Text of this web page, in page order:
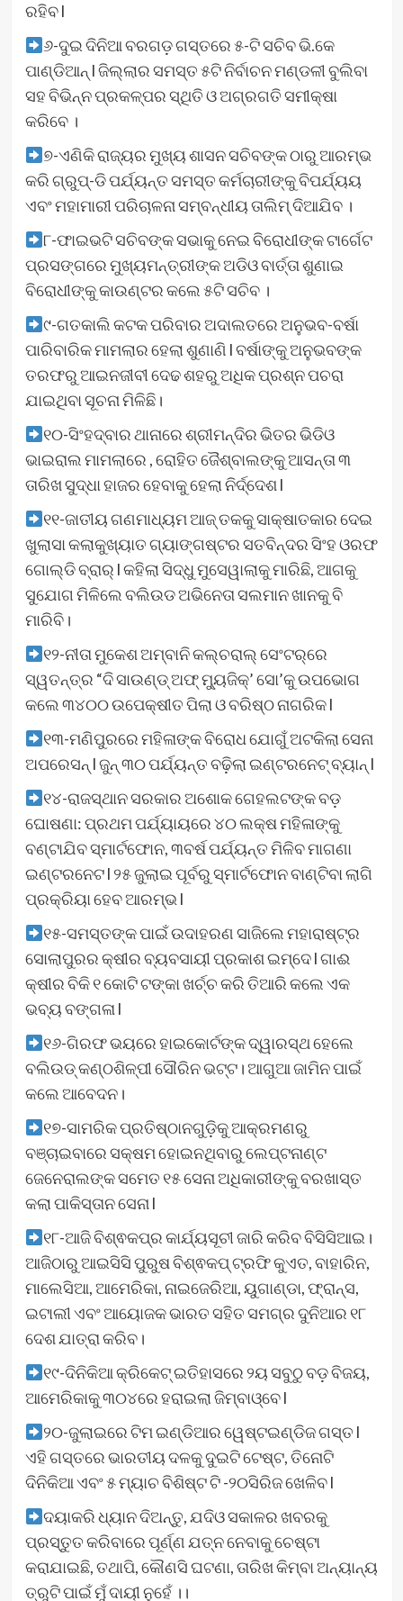
ରହିବ l
୬-ଦୁଇ ଦିନିଆ ବରଗଡ଼ ଗସ୍ତରେ ୫-ଟି ସଚିବ ଭି.କେ
ପାଣ୍ଡିଆନ୍ l ଜିଲ୍ଲାର ସମସ୍ତ ୫ଟି ନିର୍ବାଚନ ମଣ୍ଡଳୀ ବୁଲିବା
ସହ ବିଭିନ୍ନ ପ୍ରକଳ୍ପର ସ୍ଥିତି ଓ ଅଗ୍ରଗତି ସମୀକ୍ଷା
କରିବେ ।
୭-ଏଣିକି ରାଜ୍ୟର ମୁଖ୍ୟ ଶାସନ ସଚିବଙ୍କ ଠାରୁ ଆରମ୍ଭ
କରି ଗ୍ରୁପ୍‌-ଡି ପର୍ଯ୍ୟନ୍ତ ସମସ୍ତ କର୍ମଚାରୀଙ୍କୁ ବିପର୍ଯ୍ୟୟ
ଏବଂ ମହାମାରୀ ପରିଚାଳନା ସମ୍ବନ୍ଧୀୟ ତାଲିମ୍‌ ଦିଆଯିବ ।
୮-ଫାଇଭଟି ସଚିବଙ୍କ ସଭାକୁ ନେଇ ବିରୋଧୀଙ୍କ ଟାର୍ଗେଟ
ପ୍ରସଙ୍ଗରେ ମୁଖ୍ୟମନ୍ତ୍ରୀଙ୍କ ଅଡିଓ ବାର୍ତ୍ତା ଶୁଣାଇ
ବିରୋଧୀଙ୍କୁ କାଉଣ୍ଟର କଲେ ୫ଟି ସଚିବ ।
୯-ଗତକାଲି କଟକ ପରିବାର ଅଦାଲତରେ ଅନୁଭବ-ବର୍ଷା
ପାରିବାରିକ ମାମଲାର ହେଲା ଶୁଣାଣି l ବର୍ଷାଙ୍କୁ ଅନୁଭବଙ୍କ
ତରଫରୁ ଆଇନଜୀବୀ ଦେଢ ଶହରୁ ଅଧିକ ପ୍ରଶ୍ନ ପଚରା
ଯାଇଥିବା ସୂଚନା ମିଳିଛି।
୧୦-ସିଂହଦ୍ବାର ଥାନାରେ ଶ୍ରୀମନ୍ଦିର ଭିତର ଭିଡିଓ
ଭାଇରାଲ ମାମଲାରେ , ରୋହିତ ଜୈଶ୍ବାଲଙ୍କୁ ଆସନ୍ତା ୩
ତାରିଖ ସୁଦ୍ଧା ହାଜର ହେବାକୁ ହେଲା ନିର୍ଦ୍ଦେଶ l
୧୧-ଜାତୀୟ ଗଣମାଧ୍ୟମ ଆଜ୍ ତକକୁ ସାକ୍ଷାତକାର ଦେଇ
ଖୁଲାସା କଲାକୁଖ୍ୟାତ ଗ୍ୟାଙ୍ଗଷ୍ଟର ସତବିନ୍ଦର ସିଂହ ଓରଫ
ଗୋଲ୍ଡି ବ୍ରାର୍ l କହିଲା ସିଦ୍ଧୁ ମୁସେୱାଲାକୁ ମାରିଛି, ଆଗକୁ
ସୁଯୋଗ ମିଳିଲେ ବଲିଉଡ ଅଭିନେତା ସଲମାନ ଖାନକୁ ବି
ମାରିବି।
୧୨-ନୀତା ମୁକେଶ ଅମ୍ବାନି କଲ୍‌ଚରାଲ୍ ସେଂଟର୍‌ରେ
ସ୍ୱତନ୍ତ୍ର “ଦି ସାଉଣ୍ଡ୍ ଅଫ୍ ମ୍ୟୁଜିକ୍‌’ ସୋ’କୁ ଉପଭୋଗ
କଲେ ୩୪୦୦ ଉପେକ୍ଷୀତ ପିଲା ଓ ବରିଷ୍ଠ ନାଗରିକ l
୧୩-ମଣିପୁରରେ ମହିଳାଙ୍କ ବିରୋଧ ଯୋଗୁଁ ଅଟକିଲା ସେନା
ଅପରେସନ୍ l ଜୁନ୍ ୩୦ ପର୍ଯ୍ୟନ୍ତ ବଢ଼ିଲା ଇଣ୍ଟରନେଟ୍ ବ୍ୟାନ୍‌ l
୧୪-ରାଜସ୍ଥାନ ସରକାର ଅଶୋକ ଗେହଲଟଙ୍କ ବଡ଼
ଘୋଷଣା: ପ୍ରଥମ ପର୍ଯ୍ୟାୟରେ ୪୦ ଲକ୍ଷ ମହିଳାଙ୍କୁ
ବଣ୍ଟାଯିବ ସ୍ମାର୍ଟଫୋନ, ୩ବର୍ଷ ପର୍ଯ୍ୟନ୍ତ ମିଳିବ ମାଗଣା
ଇଣ୍ଟରନେଟ l ୨୫ ଜୁଲାଇ ପୂର୍ବରୁ ସ୍ମାର୍ଟଫୋନ ବାଣ୍ଟିବା ଲାଗି
ପ୍ରକ୍ରିୟା ହେବ ଆରମ୍ଭ l
୧୫-ସମସ୍ତଙ୍କ ପାଇଁ ଉଦାହରଣ ସାଜିଲେ ମହାରାଷ୍ଟ୍ର
ସୋଲାପୁରର କ୍ଷୀର ବ୍ୟବସାୟୀ ପ୍ରକାଶ ଇମ୍‌ଦେ l ଗାଈ
କ୍ଷୀର ବିକି ୧ କୋଟି ଟଙ୍କା ଖର୍ଚ୍ଚ କରି ତିଆରି କଲେ ଏକ
ଭବ୍ୟ ବଙ୍ଗଳା l
୧୬-ଗିରଫ ଭୟରେ ହାଇକୋର୍ଟଙ୍କ ଦ୍ୱାରସ୍ଥ ହେଲେ
ବଲିଉଡ୍ କଣ୍ଠଶିଳ୍ପୀ ସୌରିନ ଭଟ୍ଟ। ଆଗୁଆ ଜାମିନ ପାଇଁ
କଲେ ଆବେଦନ।
୧୭-ସାମରିକ ପ୍ରତିଷ୍ଠାନଗୁଡ଼ିକୁ ଆକ୍ରମଣରୁ
ବଞ୍ଚାଇବାରେ ସକ୍ଷମ ହୋଇନଥିବାରୁ ଲେପ୍ଟନାଣ୍ଟ
ଜେନେରାଲଙ୍କ ସମେତ ୧୫ ସେନା ଅଧିକାରୀଙ୍କୁ ବରଖାସ୍ତ
କଲା ପାକିସ୍ତାନ ସେନା l
୧୮-ଆଜି ବିଶ୍ଵକପ୍‌ର କାର୍ଯ୍ୟସୂଚୀ ଜାରି କରିବ ବିସିସିଆଇ।
ଆଜିଠାରୁ ଆଇସିସି ପୁରୁଷ ବିଶ୍ଵକପ୍‌ ଟ୍ରଫି କୁଏତ, ବାହାରିନ,
ମାଲେସିଆ, ଆମେରିକା, ନାଇଜେରିଆ, ୟୁଗାଣ୍ଡା, ଫ୍ରାନ୍ସ,
ଇଟାଲୀ ଏବଂ ଆୟୋଜକ ଭାରତ ସହିତ ସମଗ୍ର ଦୁନିଆର ୧୮
ଦେଶ ଯାତ୍ରା କରିବ।
୧୯-ଦିନିକିଆ କ୍ରିକେଟ୍ ଇତିହାସରେ ୨ୟ ସବୁଠୁ ବଡ଼ ବିଜୟ,
ଆମେରିକାକୁ ୩୦୪ରେ ହରାଇଲା ଜିମ୍ବାଓ୍ବେ l
୨୦-ଜୁଲାଇରେ ଟିମ ଇଣ୍ଡିଆର ୱେଷ୍ଟଇଣ୍ଡିଜ ଗସ୍ତ l
ଏହି ଗସ୍ତରେ ଭାରତୀୟ ଦଳକୁ ଦୁଇଟି ଟେଷ୍ଟ, ତିନୋଟି
ଦିନିକିଆ ଏବଂ ୫ ମ୍ୟାଚ ବିଶିଷ୍ଟ ଟି -୨୦ସିରିଜ ଖେଳିବ l
ଦୟାକରି ଧ୍ୟାନ ଦିଅନ୍ତୁ, ଯଦିଓ ସକାଳର ଖବରକୁ
ପ୍ରସ୍ତୁତ କରିବାରେ ପୂର୍ଣ୍ଣ ଯତ୍ନ ନେବାକୁ ଚେଷ୍ଟା
କରାଯାଇଛି, ତଥାପି, କୌଣସି ଘଟଣା, ତାରିଖ କିମ୍ବା ଅନ୍ୟାନ୍ୟ
ତ୍ରୁଟି ପାଇଁ ମୁଁ ଦାୟୀ ନୁହେଁ ।।